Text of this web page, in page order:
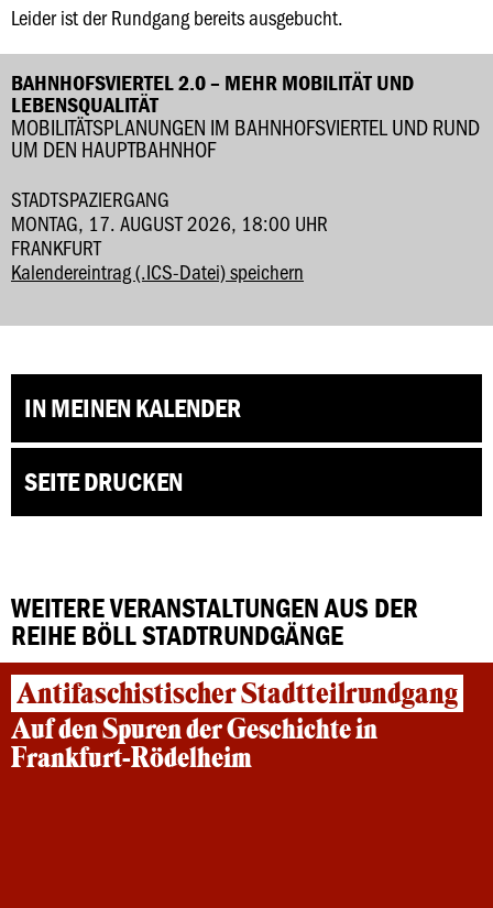
Leider ist der Rundgang bereits ausgebucht.
BAHNHOFSVIERTEL 2.0 – MEHR MOBILITÄT UND
LEBENSQUALITÄT
MOBILITÄTSPLANUNGEN IM BAHNHOFSVIERTEL UND RUND
UM DEN HAUPTBAHNHOF
STADTSPAZIERGANG
MONTAG, 17. AUGUST 2026, 18:00 UHR
FRANKFURT
Kalendereintrag (.ICS-Datei) speichern
IN MEINEN KALENDER
SEITE DRUCKEN
WEITERE VERANSTALTUNGEN AUS DER
REIHE BÖLL STADTRUNDGÄNGE
Antifaschistischer Stadtteilrundgang
Auf den Spuren der Geschichte in
Frankfurt-Rödelheim